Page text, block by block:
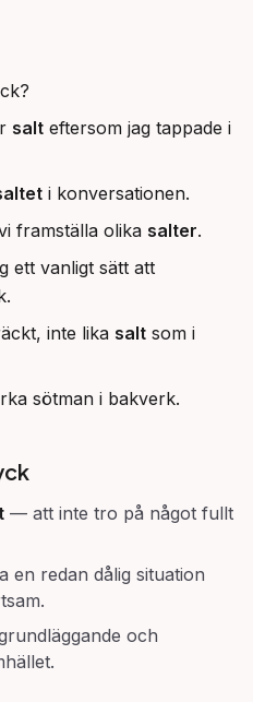
salt eftersom jag tappade i
i konversationen.
framställa olika salter.
ett vanligt sätt att
inte lika salt som i
sötman i bakverk.
— att inte tro på något fullt
en redan dålig situation
och